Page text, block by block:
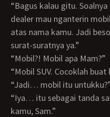
“Bagus kalau gitu. Soalnya besok akan ada kurir
dealer mau nganterin
atas nama kamu. Jadi
surat-suratnya ya.”
“Mobil?! Mobil apa Mam?”
“Mobil SUV. Cocoklah
“Jadi… mobil itu
“Iya… itu sebagai tanda sayangnya mamie sama
kamu, Sam.”